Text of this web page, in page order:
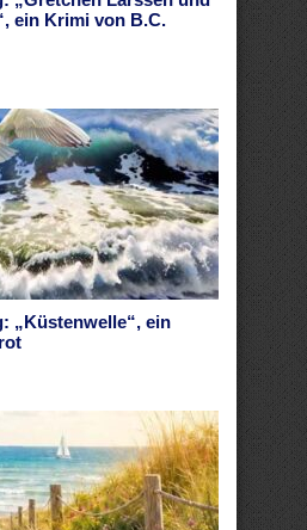
ein Krimi von B.C.
„Küstenwelle“, ein